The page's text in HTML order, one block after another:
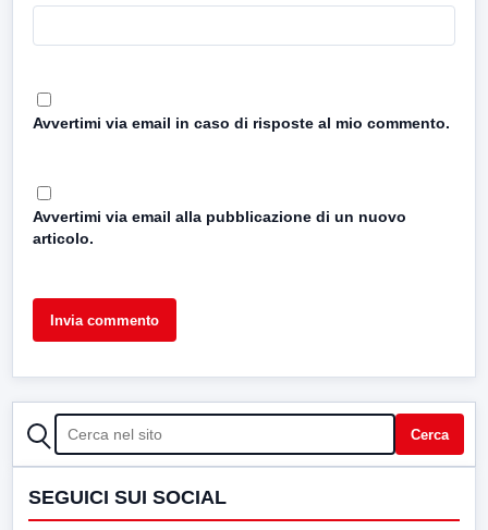
Avvertimi via email in caso di risposte al mio commento.
Avvertimi via email alla pubblicazione di un nuovo
articolo.
CERCA Cerca
SEGUICI SUI SOCIAL